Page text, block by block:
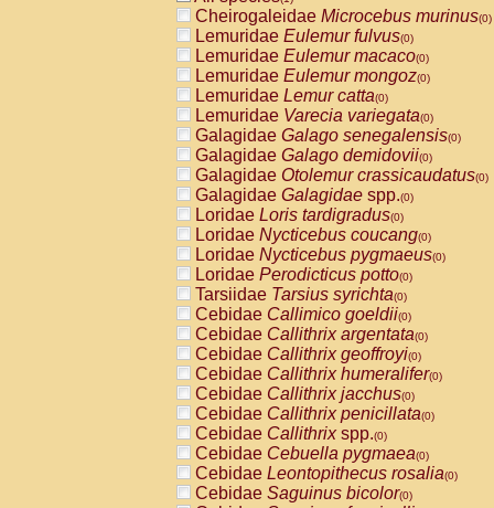
CebidaeSaimiri boliviensis(0)
CebidaeSaimiri sciureus(0)
AtelidaeAlouatta caraya(0)
AtelidaeAlouatta fusca(0)
AtelidaeAlouatta seniculus
AtelidaeAlouattaspp.(0)
AtelidaeAteles belzebuth(0)
AtelidaeAteles geoffroyi(0)
AtelidaeAteles paniscus(0)
AtelidaeAtelesspp.(0)
Atelidae Lagothrix lagothricha
AtelidaeLagothrix lagothricha cana
PitheciidaeCacajao calvus
PitheciidaeCallicebus cupreus
PitheciidaeCallicebus donacophilus
PitheciidaeCallicebus moloch
PitheciidaeCallicebus torquatus
PitheciidaeCallicebusspp.(0)
PitheciidaeChiropotes satanas(0)
PitheciidaePithecia monachus
PitheciidaePithecia pithecia(0)
CercopithecidaeCercocebus agilis
CercopithecidaeCercocebus
CercopithecidaeCercocebus
CercopithecidaeCercocebus
Cheirogaleidae Microcebus murinus(0)
Lemuridae Eulemur fulvus(0)
Lemuridae Eulemur macaco(0)
Lemuridae Eulemur mongoz(0)
Lemuridae Lemur catta(0)
Lemuridae Varecia variegata(0)
Galagidae Galago senegalensis(0)
Galagidae Galago demidovii(0)
Galagidae Otolemur crassicaudatus(0)
Galagidae Galagidae spp.(0)
Loridae Loris tardigradus(0)
Loridae Nycticebus coucang(0)
Loridae Nycticebus pygmaeus(0)
Loridae Perodicticus potto(0)
Tarsiidae Tarsius syrichta(0)
Cebidae Callimico goeldii(0)
Cebidae Callithrix argentata(0)
Cebidae Callithrix geoffroyi(0)
Cebidae Callithrix humeralifer(0)
Cebidae Callithrix jacchus(0)
Cebidae Callithrix penicillata(0)
Cebidae Callithrixspp.(0)
Cebidae Cebuella pygmaea(0)
Cebidae Leontopithecus rosalia(0)
Cebidae Saguinus bicolor(0)